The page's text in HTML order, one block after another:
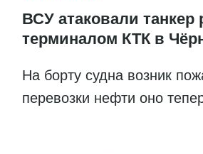
ВСУ атаковали танкер
терминалом КТК в
На борту судна возник
перевозки нефти оно